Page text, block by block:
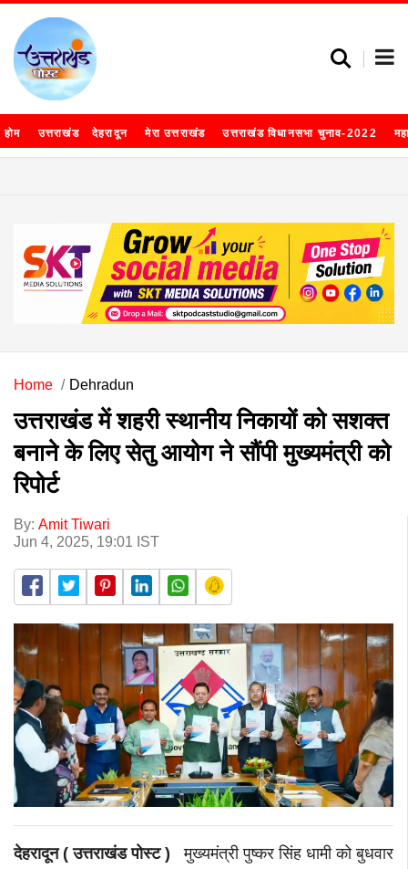
होम उत्तराखंड देहरादून मेरा उत्तराखंड उत्तराखंड विधानसभा चुनाव-2022
Home Dehradun
उत्तराखंड में शहरी स्थानीय निकायों को सशक्त
बनाने के लिए सेतु आयोग ने सौंपी मुख्यमंत्री को
रिपोर्ट
By: Amit Tiwari
Jun 4, 2025, 19:01 IST
देहरादून ( उत्तराखंड पोस्ट )
मुख्यमंत्री पुष्कर सिंह धामी को बुधवार